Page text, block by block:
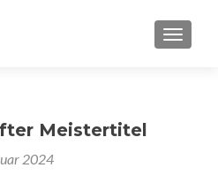
Meistertitel
2024